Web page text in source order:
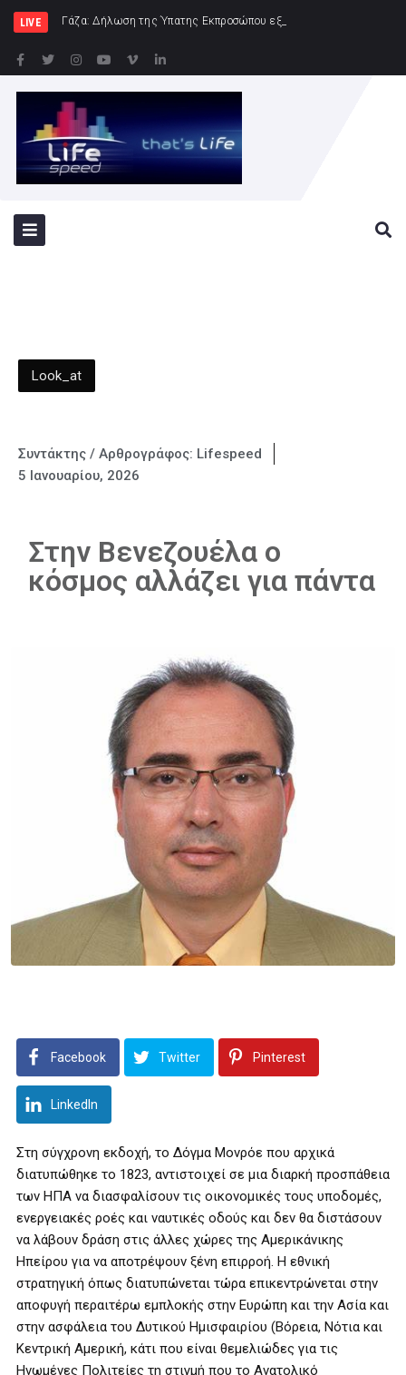
LIVE
Look_at
Συντάκτης / Αρθρογράφος: Lifespeed
5 Ιανουαρίου, 2026
Στην Βενεζουέλα ο
κόσμος αλλάζει για πάντα
Facebook Twitter Pinterest
LinkedIn
Στη σύγχρονη εκδοχή, το Δόγμα Μονρόε που αρχικά
διατυπώθηκε το 1823, αντιστοιχεί σε μια διαρκή προσπάθεια
των ΗΠΑ να διασφαλίσουν τις οικονομικές τους υποδομές,
ενεργειακές ροές και ναυτικές οδούς και δεν θα διστάσουν
να λάβουν δράση στις άλλες χώρες της Αμερικάνικης
Ηπείρου για να αποτρέψουν ξένη επιρροή. Η εθνική
στρατηγική όπως διατυπώνεται τώρα επικεντρώνεται στην
αποφυγή περαιτέρω εμπλοκής στην Ευρώπη και την Ασία και
στην ασφάλεια του Δυτικού Ημισφαιρίου (Βόρεια, Νότια και
Κεντρική Αμερική, κάτι που είναι θεμελιώδες για τις
Ηνωμένες Πολιτείες τη στιγμή που το Ανατολικό